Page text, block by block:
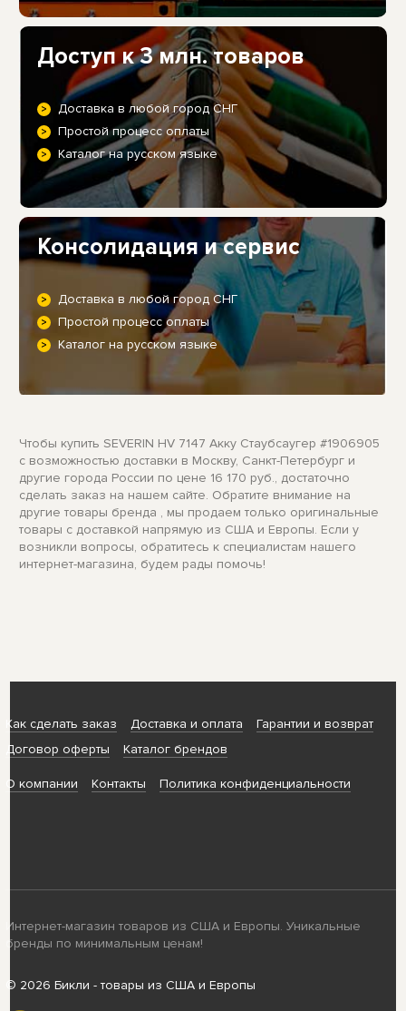
Доступ к 3 млн. товаров
Доставка в любой город СНГ
Простой процесс оплаты
Каталог на русском языке
Консолидация и сервис
Доставка в любой город СНГ
Простой процесс оплаты
Каталог на русском языке
Чтобы купить SEVERIN HV 7147 Акку Стаубсаугер #1906905
с возможностью доставки в Москву, Санкт-Петербург и
другие города России по цене 16 170 руб., достаточно
сделать заказ на нашем сайте. Обратите внимание на
другие товары бренда , мы продаем только оригинальные
товары с доставкой напрямую из США и Европы. Если у
возникли вопросы, обратитесь к специалистам нашего
интернет-магазина, будем рады помочь!
Как сделать заказ Доставка и оплата
Гарантии и возврат
Договор оферты
Каталог брендов
О компании Контакты Политика конфиденциальности
Интернет-магазин товаров из США и Европы. Уникальные
бренды по минимальным ценам!
© 2026 Бикли - товары из США и Европы